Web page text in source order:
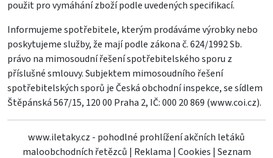
použit pro vymáhání zboží podle uvedených specifikací.
Informujeme spotřebitele, kterým prodáváme výrobky nebo
poskytujeme služby, že mají podle zákona č. 624/1992 Sb.
právo na mimosoudní řešení spotřebitelského sporu z
příslušné smlouvy. Subjektem mimosoudního řešení
spotřebitelských sporů je Česká obchodní inspekce, se sídlem
Štěpánská 567/15, 120 00 Praha 2, IČ: 000 20 869 (www.coi.cz).
www.iletaky.cz - pohodlné prohlížení akčních letáků
maloobchodních řetězců | Reklama | Cookies | Seznam